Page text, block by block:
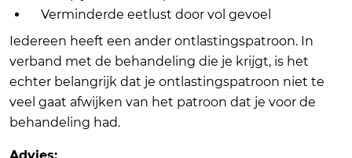
Verminderde eetlust door vol gevoel
Iedereen heeft een ander ontlastingspatroon. In
verband met de behandeling die je krijgt, is het
echter belangrijk dat je ontlastingspatroon niet te
veel gaat afwijken van het patroon dat je voor de
behandeling had.